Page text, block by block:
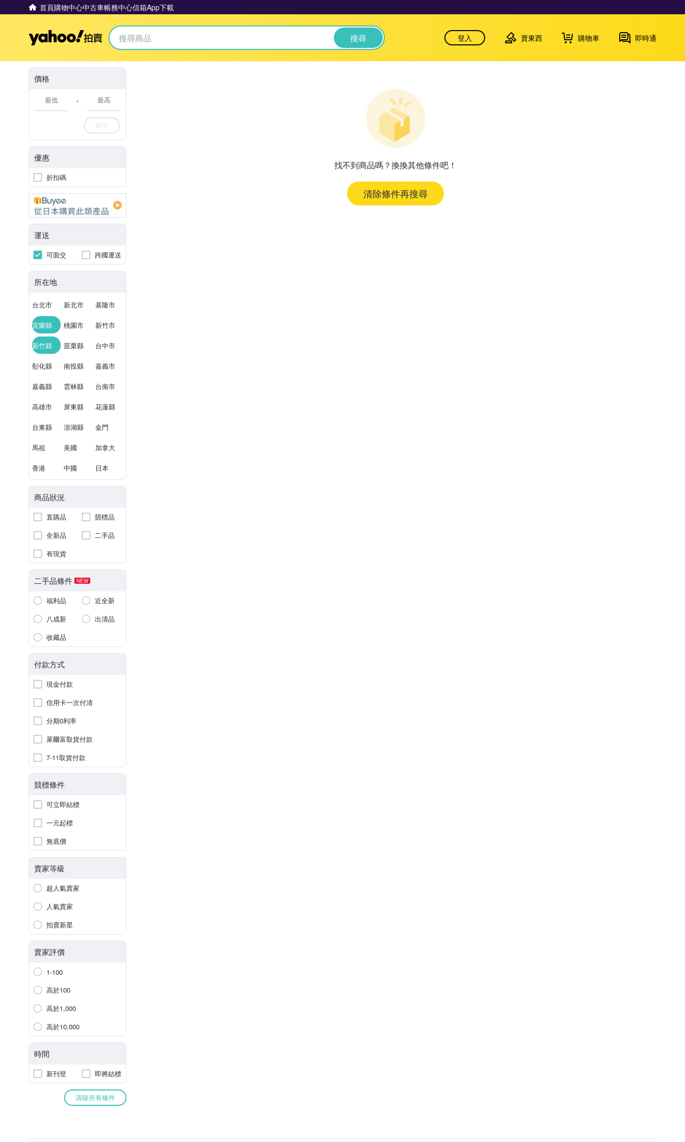
首頁購物中心中古車帳務中心信箱App下載
Yahoo拍賣 搜尋 登入 賣東西 購物車 即時通
價格
-
確定
優惠
折扣碼
運送
可面交 跨國運送
所在地
台北市 新北市 基隆市
宜蘭縣 桃園市 新竹市
新竹縣 苗栗縣 台中市
彰化縣 南投縣 嘉義市
嘉義縣 雲林縣 台南市
高雄市 屏東縣 花蓮縣
台東縣 澎湖縣 金門
馬祖 美國 加拿大
香港 中國 日本
商品狀況
直購品
競標品
全新品
二手品
有現貨
二手品條件 NEW
福利品
近全新
八成新
出清品
收藏品
付款方式
現金付款
信用卡一次付清
分期0利率
萊爾富取貨付款
7-11取貨付款
競標條件
可立即結標
一元起標
無底價
賣家等級
超人氣賣家
人氣賣家
拍賣新星
賣家評價
1-100
高於100
高於1,000
高於10,000
時間
新刊登 即將結標
清除所有條件
找不到商品嗎？換換其他條件吧！
清除條件再搜尋